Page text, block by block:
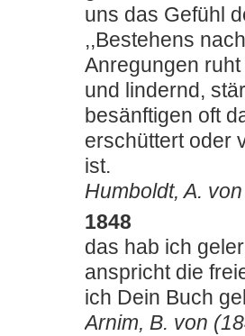
uns das Gefühl
,,Bestehens
Anregungen
und lindernd,
besänftigen oft
erschüttert oder
ist.
Humboldt, A.
1848
das hab ich
anspricht die
ich Dein Buch
Arnim, B. von